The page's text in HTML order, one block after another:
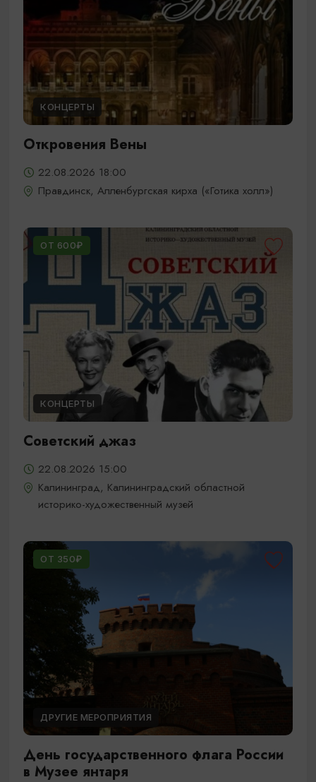
КОНЦЕРТЫ
Откровения Вены
22.08.2026 18:00
Правдинск, Алленбургская кирха («Готика холл»)
ОТ 600₽
КОНЦЕРТЫ
Советский джаз
22.08.2026 15:00
Калининград, Калининградский областной
историко-художественный музей
ОТ 350₽
ДРУГИЕ МЕРОПРИЯТИЯ
День государственного флага России
в Музее янтаря